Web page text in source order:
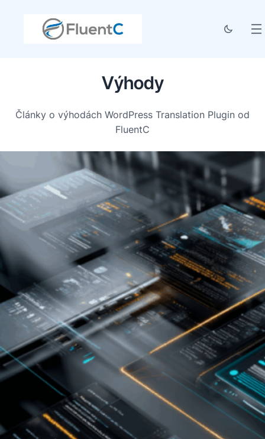
Výhody
Články o výhodách WordPress Translation Plugin od
FluentC